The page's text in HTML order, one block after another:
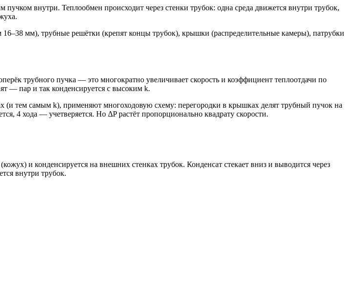
внутри. Теплообмен происходит через стенки трубок: одна среда движется внутри трубок,
мм), трубные решётки (крепят концы трубок), крышки (распределительные камеры), патрубки
трубного пучка — это многократно увеличивает скорость и коэффициент теплоотдачи по
— пар и так конденсируется с высоким k.
(и тем самым k), применяют многоходовую схему: перегородки в крышках делят трубный пучок на
4 хода — учетверяется. Но ΔP растёт пропорционально квадрату скорости.
и конденсируется на внешних стенках трубок. Конденсат стекает вниз и выводится через
внутри трубок.